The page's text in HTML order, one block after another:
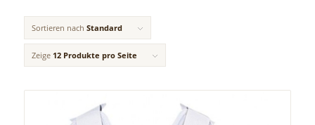
Sortieren nach Standard
Zeige 12 Produkte pro Seite